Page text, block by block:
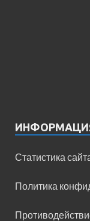
Статистика
Политика